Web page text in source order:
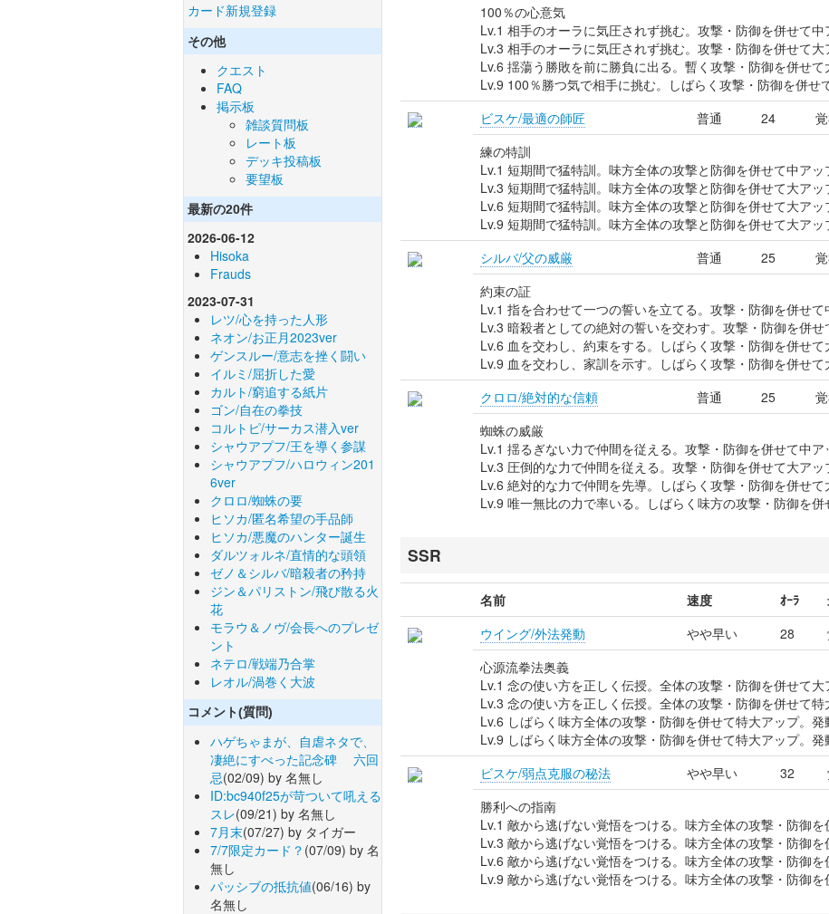
カード新規登録
その他
クエスト
FAQ
掲示板
雑談質問板
レート板
デッキ投稿板
要望板
最新の20件
2026-06-12
Hisoka
Frauds
2023-07-31
レツ/心を持った人形
ネオン/お正月2023ver
ゲンスルー/意志を挫く闘い
イルミ/屈折した愛
カルト/窮追する紙片
ゴン/自在の拳技
コルトピ/サーカス潜入ver
シャウアプフ/王を導く参謀
シャウアプフ/ハロウィン201
6ver
クロロ/蜘蛛の要
ヒソカ/匿名希望の手品師
ヒソカ/悪魔のハンター誕生
ダルツォルネ/直情的な頭領
ゼノ＆シルバ/暗殺者の矜持
ジン＆パリストン/飛び散る火
花
モラウ＆ノヴ/会長へのプレゼ
ント
ネテロ/戦端乃合掌
レオル/渦巻く大波
コメント(質問)
ハゲちゃまが、自虐ネタで、
凄絶にすべった記念碑 六回
忌(02/09) by 名無し
ID:bc940f25が苛ついて吼える
スレ(09/21) by 名無し
7月末(07/27) by タイガー
7/7限定カード？ (07/09) by 名
無し
パッシブの抵抗値(06/16) by
名無し
100％の心意気
Lv.1 相手のオーラに気圧されず挑む。攻撃・防御を併せて中
Lv.3 相手のオーラに気圧されず挑む。攻撃・防御を併せて大
Lv.6 揺蕩う勝敗を前に勝負に出る。暫く攻撃・防御を併せて
Lv.9 100％勝つ気で相手に挑む。しばらく攻撃・防御を併せ
ビスケ/最適の師匠
普通 24
練の特訓
Lv.1 短期間で猛特訓。味方全体の攻撃と防御を併せて中ア
Lv.3 短期間で猛特訓。味方全体の攻撃と防御を併せて大ア
Lv.6 短期間で猛特訓。味方全体の攻撃と防御を併せて大ア
Lv.9 短期間で猛特訓。味方全体の攻撃と防御を併せて大ア
シルバ/父の威厳
普通 25
約束の証
Lv.1 指を合わせて一つの誓いを立てる。攻撃・防御を併せて
Lv.3 暗殺者としての絶対の誓いを交わす。攻撃・防御を併せ
Lv.6 血を交わし、約束をする。しばらく攻撃・防御を併せて
Lv.9 血を交わし、家訓を示す。しばらく攻撃・防御を併せて
クロロ/絶対的な信頼
普通 25
蜘蛛の威厳
Lv.1 揺るぎない力で仲間を従える。攻撃・防御を併せて中ア
Lv.3 圧倒的な力で仲間を従える。攻撃・防御を併せて大アッ
Lv.6 絶対的な力で仲間を先導。しばらく攻撃・防御を併せて
Lv.9 唯一無比の力で率いる。しばらく味方の攻撃・防御を
SSR
名前 速度 ｵｰﾗ
ウイング/外法発動
やや早い 28
心源流拳法奥義
Lv.1 念の使い方を正しく伝授。全体の攻撃・防御を併せて大
Lv.3 念の使い方を正しく伝授。全体の攻撃・防御を併せて特
Lv.6 しばらく味方全体の攻撃・防御を併せて特大アップ。発
Lv.9 しばらく味方全体の攻撃・防御を併せて特大アップ。発
ビスケ/弱点克服の秘法
やや早い 32
勝利への指南
Lv.1 敵から逃げない覚悟をつける。味方全体の攻撃・防御
Lv.3 敵から逃げない覚悟をつける。味方全体の攻撃・防御
Lv.6 敵から逃げない覚悟をつける。味方全体の攻撃・防御
Lv.9 敵から逃げない覚悟をつける。味方全体の攻撃・防御